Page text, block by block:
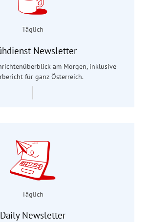
Täglich
Newsletter
am Morgen, inklusive
für ganz Österreich.
Täglich
Daily Newsletter